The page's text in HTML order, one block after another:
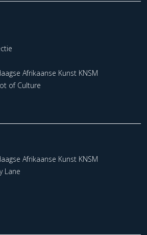
Afrikaanse Kunst KNSM
of Culture
Afrikaanse Kunst KNSM
Lane